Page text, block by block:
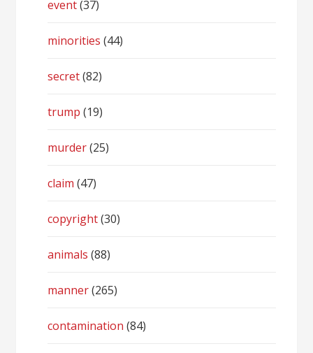
event(37)
minorities (44)
secret(82)
trump (19)
murder(25)
claim (47)
copyright(30)
animals (88)
manner(265)
contamination (84)